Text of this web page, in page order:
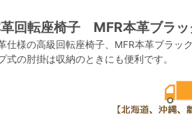
回転座椅子 MFR本革ブラッ
仕様の高級回転座椅子、MFR本革ブラッ
式の肘掛は収納のときにも便利です。